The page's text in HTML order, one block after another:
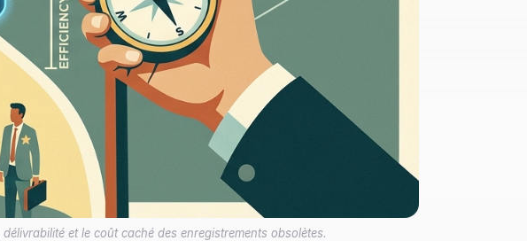
et le coût caché des enregistrements obsolètes.